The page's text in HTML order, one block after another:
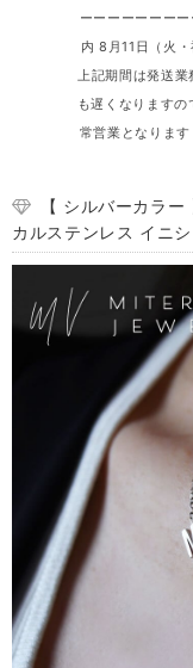
ーーーーーーー
内 8月11日（火
上記期間は発送
も遅くなります
常営業となりま
【 シルバーカラ
カルステンレス イニ